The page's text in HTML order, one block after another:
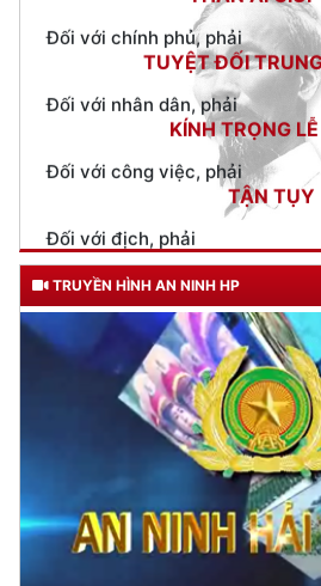
Đối với nhân dân, phải
KÍNH TRỌNG LỄ
Đối với công việc, phải
TẬN TỤY
CƯƠNG QUYẾT,
Trích thư Chủ tịch Hồ
gửi Công an Khu
ngày 11 tháng 3
TRUYỀN HÌNH AN NINH HP